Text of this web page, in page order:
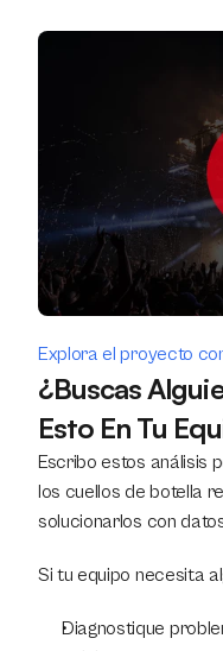
Explora el proyecto
¿Buscas
Esto En Tu
Escribo estos análisis
los cuellos de botella
solucionarlos con
Si tu equipo necesita
Diagnostique